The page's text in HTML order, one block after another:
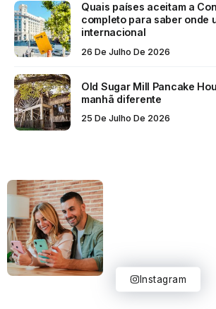
Quais países aceitam a
completo para saber onde
internacional
26 De Julho De 2026
Old Sugar Mill Pancake
manhã diferente
25 De Julho De 2026
Instagram